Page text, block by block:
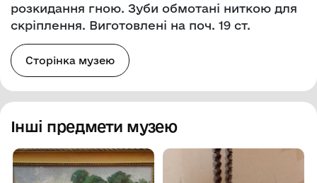
розкидання гною. Зуби обмотані ниткою для
скріплення. Виготовлені на поч. 19 ст.
Сторінка музею
Інші предмети музею